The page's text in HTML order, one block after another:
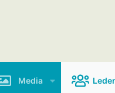
Media